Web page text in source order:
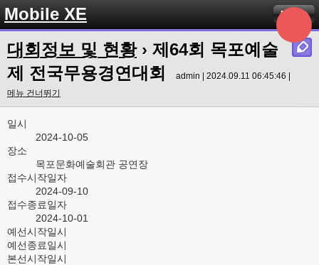
Mobile XE Menu
대회정보 및 현황› 제64회 목포예술
제 전국무용경연대회
admin | 2024.09.11 06:45:46 |
메뉴 건너뛰기
일시
2024-10-05
장소
목포문화예술회관 공연장
접수시작일자
2024-09-10
접수종료일자
2024-10-01
예선시작일시
예선종료일시
본선시작일시